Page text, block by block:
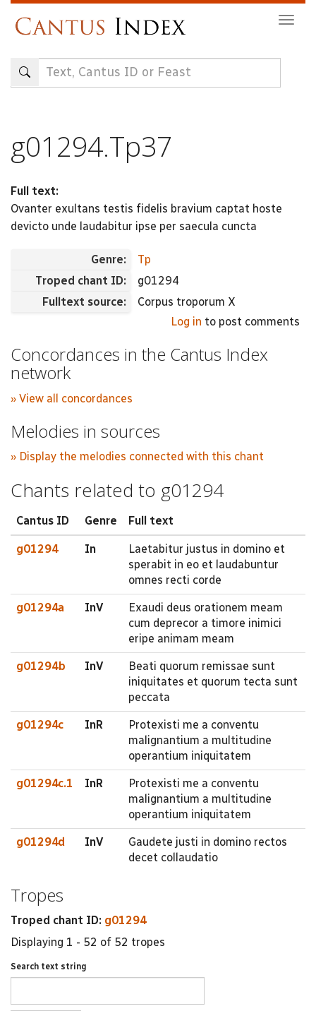
content
g01294.Tp37
Full text:
Ovanter exultans testis fidelis bravium captat hoste
devicto unde laudabitur ipse per saecula cuncta
Genre:
Tp
Troped chant ID:
g01294
Fulltext source:
Corpus troporum X
Log in to post comments
Concordances in the Cantus Index
network
» View all concordances
Melodies in sources
» Display the melodies connected with this chant
Chants related to g01294
Cantus ID Genre Full text
g01294 In
Laetabitur justus in domino et
sperabit in eo et laudabuntur
omnes recti corde
g01294a InV
Exaudi deus orationem meam
cum deprecor a timore inimici
eripe animam meam
g01294b InV
Beati quorum remissae sunt
iniquitates et quorum tecta sunt
peccata
g01294c InR
Protexisti me a conventu
malignantium a multitudine
operantium iniquitatem
g01294c.1 InR
Protexisti me a conventu
malignantium a multitudine
operantium iniquitatem
g01294d InV
Gaudete justi in domino rectos
decet collaudatio
Tropes
Troped chant ID: g01294
Displaying 1 - 52 of 52 tropes
Search text string